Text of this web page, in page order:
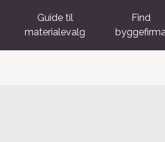
Guide til
materialevalg
Find